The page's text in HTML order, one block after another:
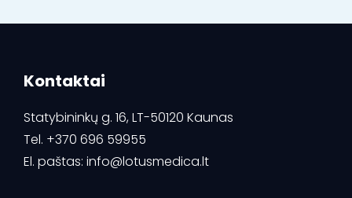
Kontaktai
Statybininkų g. 16, LT-50120 Kaunas
Tel. +370 696 59955
El. paštas: info@lotusmedica.lt